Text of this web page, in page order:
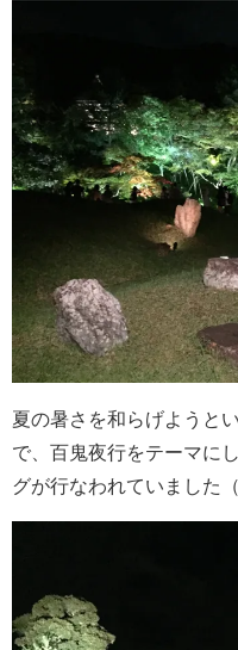
夏の暑さを和らげようと
で、百鬼夜行をテーマに
グが行なわれていました